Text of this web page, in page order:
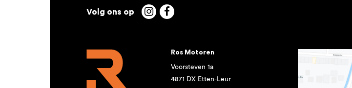
 
Ros Motoren
Voorsteven 1a
4871 DX Etten-Leur